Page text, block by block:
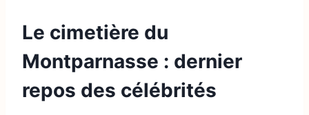
Le cimetière du
Montparnasse : dernier
repos des célébrités